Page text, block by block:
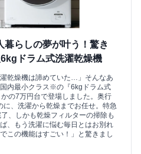
暮らしの夢が叶う！驚き
ドラム式洗濯乾燥機
乾燥機は諦めていた…」そんなあ
内最小クラス※の『6kgドラム式
の7万円台で登場しました。奥行
、洗濯から乾燥までお任せ。特急
、しかも乾燥フィルターの掃除も
、もう洗濯に悩む毎日とはお別れ
この機能はすごい！」と驚きまし